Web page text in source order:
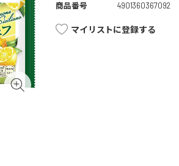
商品番号
4901360367092
マイリストに登録する